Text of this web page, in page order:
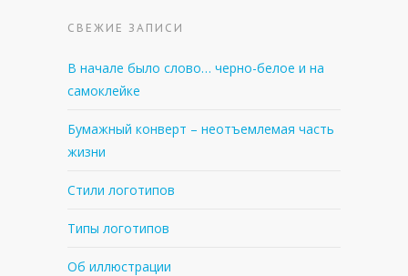
СВЕЖИЕ ЗАПИСИ
В начале было слово… черно-белое и на
самоклейке
Бумажный конверт – неотъемлемая часть
жизни
Стили логотипов
Типы логотипов
Об иллюстрации